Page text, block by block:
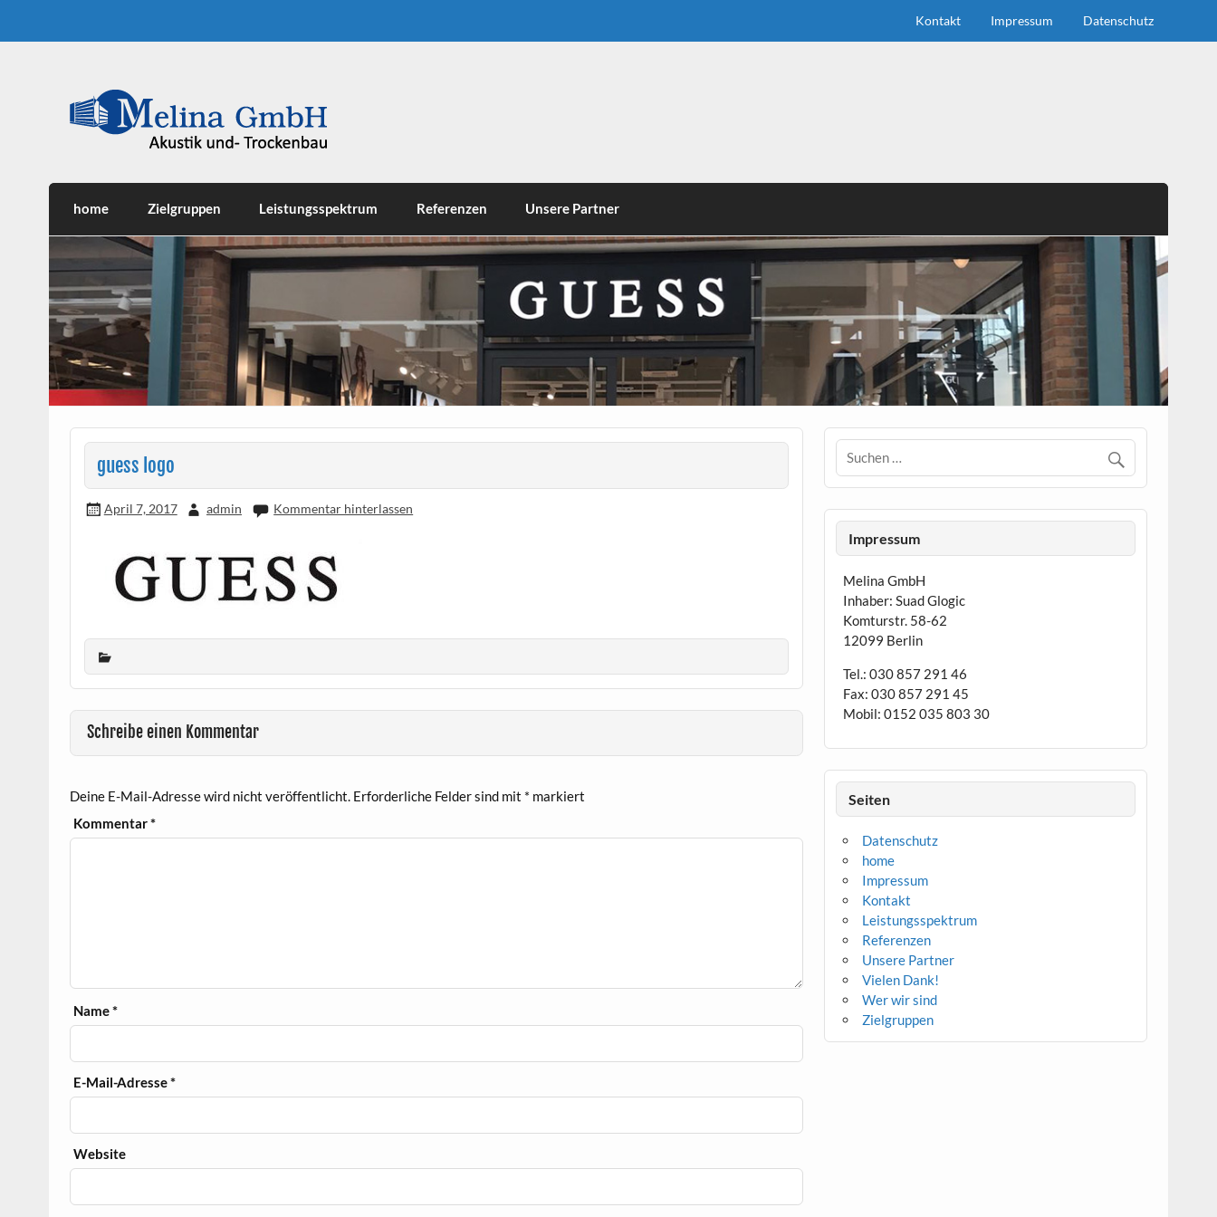
Kontakt Impressum Datenschutz
Melina GmbH
Akustik- und Trockenbau
home Zielgruppen Leistungsspektrum Referenzen Unsere Partner
guess logo
April 7, 2017 admin Kommentar hinterlassen
Schreibe einen Kommentar
Deine E-Mail-Adresse wird nicht veröffentlicht. Erforderliche Felder sind mit * markiert
Kommentar*
Name*
E-Mail-Adresse*
Website
Impressum
Melina GmbH
Inhaber: Suad Glogic
Komturstr. 58-62
12099 Berlin
Tel.: 030 857 291 46
Fax: 030 857 291 45
Mobil: 0152 035 803 30
Seiten
Datenschutz
home
Impressum
Kontakt
Leistungsspektrum
Referenzen
Unsere Partner
Vielen Dank!
Wer wir sind
Zielgruppen